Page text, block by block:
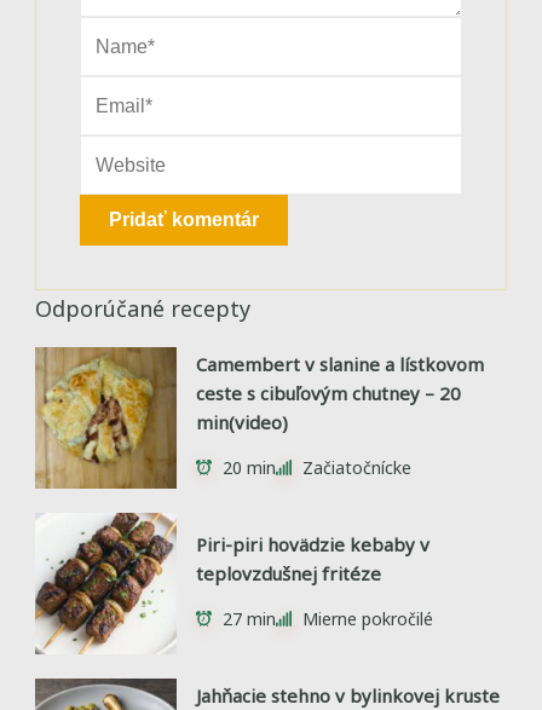
Odporúčané recepty
Camembert v slanine a lístkovom
ceste s cibuľovým chutney – 20
min(video)
20 min Začiatočnícke
Piri-piri hovädzie kebaby v
teplovzdušnej fritéze
27 min Mierne pokročilé
Jahňacie stehno v bylinkovej kruste